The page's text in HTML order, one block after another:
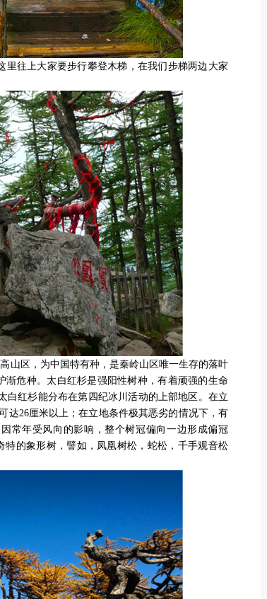
往上大家要步行攀登木梯，在我们步梯两边大家
区，为中国特有种，是秦岭山区唯一生存的落叶
危种。太白红杉是强阳性树种，有着顽强的生命
红杉能分布在第四纪冰川活动的上部地区。在立
达26厘米以上；在立地条件极其恶劣的情况下，有
常年受风向的影响，整个树冠偏向一边形成偏冠
特的象形树，譬如，凤凰树松，蛇松，千手观音松